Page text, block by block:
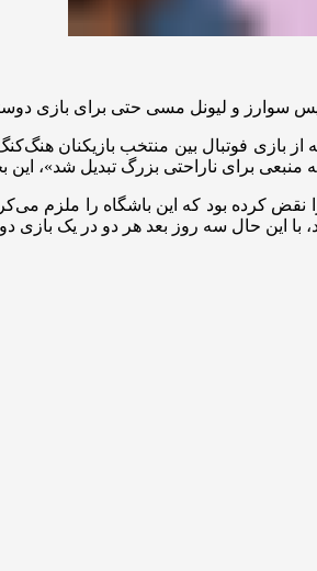
و لیونل مسی حتی برای بازی
برای ناراحتی بزرگ تبدیل شد»، این
را نقض کرده بود که این باشگاه را